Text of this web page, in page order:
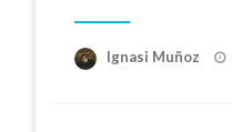
Ignasi Muñoz